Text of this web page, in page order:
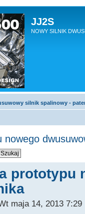
JJ2S
NOWY SILNIK
silnik spalinowy -
prototypu
maja 14, 2013 7:29